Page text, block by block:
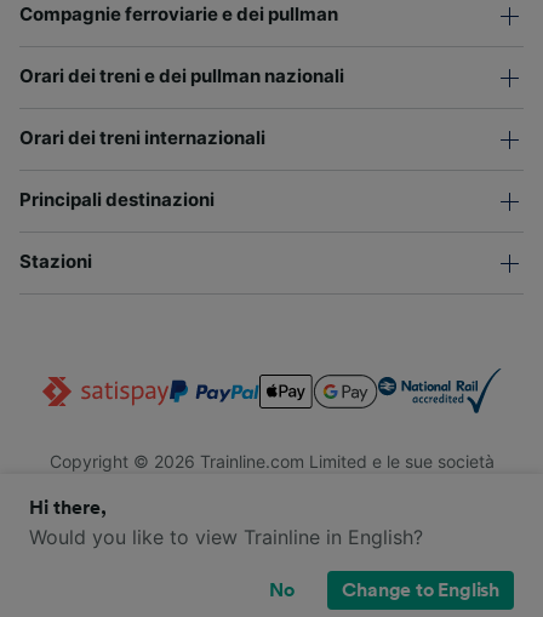
Compagnie ferroviarie e dei pullman
Orari dei treni e dei pullman nazionali
Orari dei treni internazionali
Principali destinazioni
Stazioni
Copyright © 2026 Trainline.com Limited e le sue società
Trainline.com Limited è registrata in Inghilterra e Galles. Società
n. 3846791. Sede legale: 1 Stonecutter St, EC4A 4AH, Londra,
Hi there,
Would you like to view Trainline in English?
No Change to English